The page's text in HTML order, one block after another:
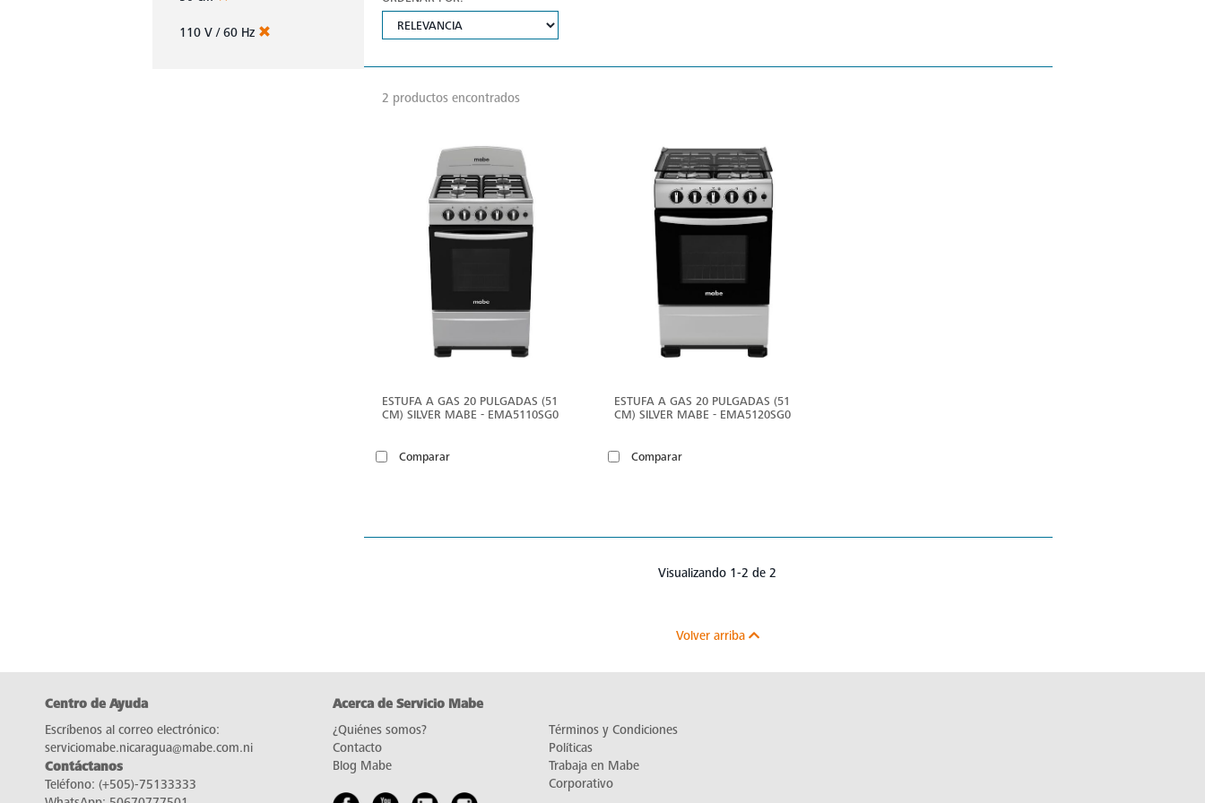
110 V / 60 Hz
2 productos encontrados
ESTUFA A GAS 20 PULGADAS (51
CM) SILVER MABE - EMA5110SG0
Comparar
ESTUFA A GAS 20 PULGADAS (51
CM) SILVER MABE - EMA5120SG0
Comparar
Visualizando 1-2 de 2
Volver arriba
Centro de Ayuda
Escríbenos al correo electrónico:
serviciomabe.nicaragua@mabe.com.ni
Contáctanos
Teléfono: (+505)-75133333
Acerca de Servicio Mabe
¿Quiénes somos?
Contacto
Blog Mabe
Términos y Condiciones
Políticas
Trabaja en Mabe
Corporativo